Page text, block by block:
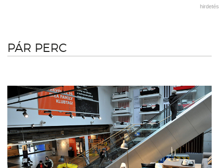
hirdetés
PÁR PERC